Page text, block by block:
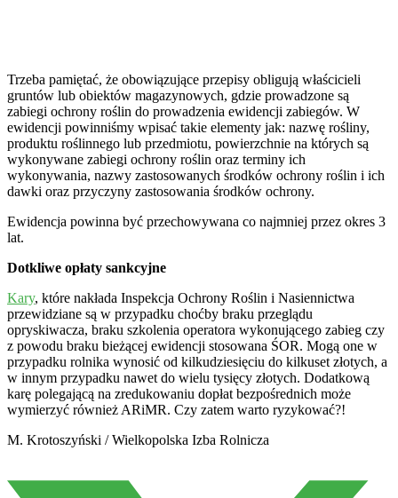
Trzeba pamiętać, że obowiązujące przepisy obligują właścicieli
gruntów lub obiektów magazynowych, gdzie prowadzone są
zabiegi ochrony roślin do prowadzenia ewidencji zabiegów. W
ewidencji powinniśmy wpisać takie elementy jak: nazwę rośliny,
produktu roślinnego lub przedmiotu, powierzchnie na których są
wykonywane zabiegi ochrony roślin oraz terminy ich
wykonywania, nazwy zastosowanych środków ochrony roślin i ich
dawki oraz przyczyny zastosowania środków ochrony.
Ewidencja powinna być przechowywana co najmniej przez okres 3
lat.
Dotkliwe opłaty sankcyjne
Kary, które nakłada Inspekcja Ochrony Roślin i Nasiennictwa
przewidziane są w przypadku choćby braku przeglądu
opryskiwacza, braku szkolenia operatora wykonującego zabieg czy
z powodu braku bieżącej ewidencji stosowana ŚOR. Mogą one w
przypadku rolnika wynosić od kilkudziesięciu do kilkuset złotych, a
w innym przypadku nawet do wielu tysięcy złotych. Dodatkową
karę polegającą na zredukowaniu dopłat bezpośrednich może
wymierzyć również ARiMR. Czy zatem warto ryzykować?!
M. Krotoszyński / Wielkopolska Izba Rolnicza